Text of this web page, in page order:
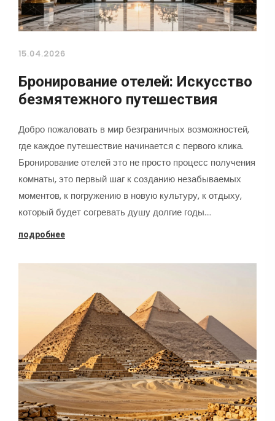
15.04.2026
Бронирование отелей: Искусство
безмятежного путешествия
Добро пожаловать в мир безграничных возможностей,
где каждое путешествие начинается с первого клика.
Бронирование отелей это не просто процесс получения
комнаты, это первый шаг к созданию незабываемых
моментов, к погружению в новую культуру, к отдыху,
который будет согревать душу долгие годы.…
подробнее